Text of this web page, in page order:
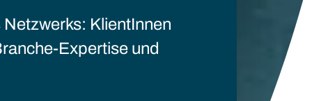
KlientInnen
Expertise und